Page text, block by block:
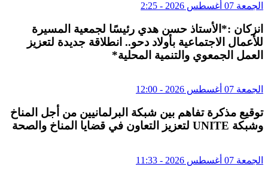
الجمعة 07 أغسطس 2026 - 2:25
انزكان :*الأستاذ حسن هدي رئيسًا لجمعية المسيرة
للأعمال الاجتماعية بأولاد دحو.. انطلاقة جديدة لتعزيز
العمل الجمعوي والتنمية المحلية*
الجمعة 07 أغسطس 2026 - 12:00
توقيع مذكرة تفاهم بين شبكة البرلمانيين من أجل المناخ
وشبكة UNITE لتعزيز التعاون في قضايا المناخ والصحة
الجمعة 07 أغسطس 2026 - 11:33